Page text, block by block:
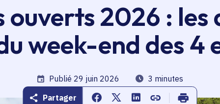
ouverts 2026 : les
week-end des 4
Partager Partager sur Facebook
Partager sur Twitter
Partager sur Linkedin
Copier dans le
Imprimer
Date de publication
Publié 29 juin 2026 Temps de lecture
3 minutes